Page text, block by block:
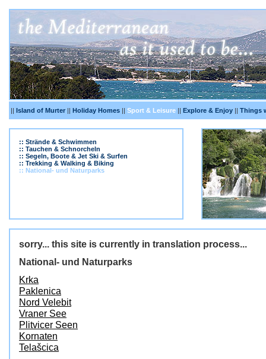
|| Island of Murter || Holiday Homes || Sport & Leisure || Explore & Enjoy || Things
:: Strände & Schwimmen
:: Tauchen & Schnorcheln
:: Segeln, Boote & Jet Ski & Surfen
:: Trekking & Walking & Biking
:: National- und Naturparks
sorry... this site is currently in translation process...
National- und Naturparks
Krka
Paklenica
Nord Velebit
Vraner See
Plitvicer Seen
Kornaten
Telašcica